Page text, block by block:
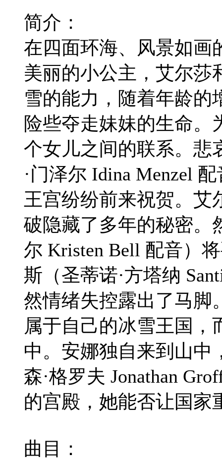
简介：
在四面环海、风景如画
美丽的小公主，艾尔莎
雪的能力，随着年龄的
险些夺走妹妹的生命。
个女儿之间的联系。悲
·门泽尔 Idina Menzel
王宫纷纷前来祝贺。艾
破隐藏了多年的秘密。
尔 Kristen Bell 配音）
斯（圣蒂诺·方塔纳
然情绪失控露出了马脚
属于自己的冰雪王国，
中。安娜独自来到山中
森·格罗夫 Jonathan
的宫殿，她能否让国家
曲目：